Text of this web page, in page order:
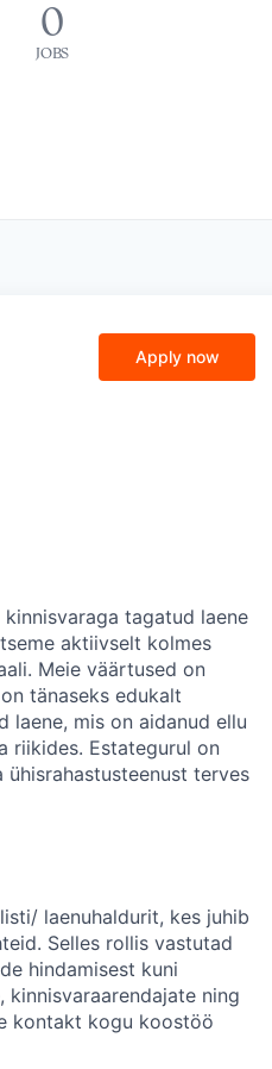
0
JOBS
Apply now
tagatud laene
aktiivselt kolmes
Meie väärtused on
tänaseks edukalt
laene, mis on aidanud ellu
riikides. Estategurul on
terves
laenuhaldurit, kes juhib
Selles rollis vastutad
hindamisest kuni
ning
kontakt kogu koostöö